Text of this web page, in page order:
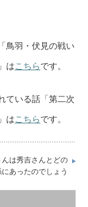
鳥羽・伏見の戦い
はこちらです。
ている話「第二次
はこちらです。
は秀吉さんとどの
あったのでしょう